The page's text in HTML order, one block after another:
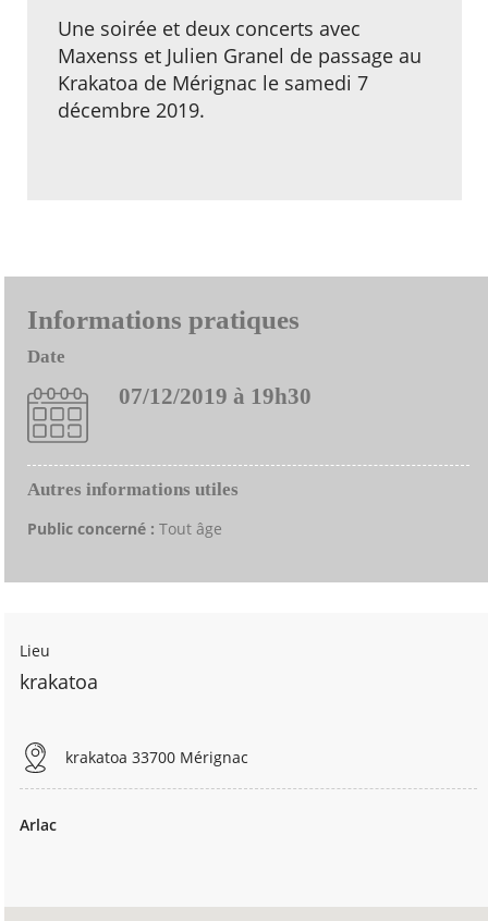
Une soirée et deux concerts avec
Maxenss et Julien Granel de passage au
Krakatoa de Mérignac le samedi 7
décembre 2019.
Informations pratiques
Date
07/12/2019 à 19h30
Autres informations utiles
Public concerné : Tout âge
Lieu
krakatoa
krakatoa 33700 Mérignac
Arlac